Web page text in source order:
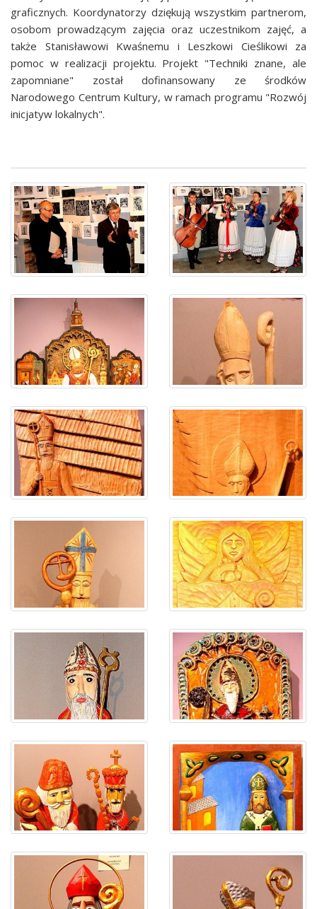
graficznych. Koordynatorzy dziękują wszystkim partnerom,
osobom prowadzącym zajęcia oraz uczestnikom zajęć, a
także Stanisławowi Kwaśnemu i Leszkowi Cieślikowi za
pomoc w realizacji projektu. Projekt "Techniki znane, ale
zapomniane" został dofinansowany ze środków
Narodowego Centrum Kultury, w ramach programu "Rozwój
inicjatyw lokalnych".